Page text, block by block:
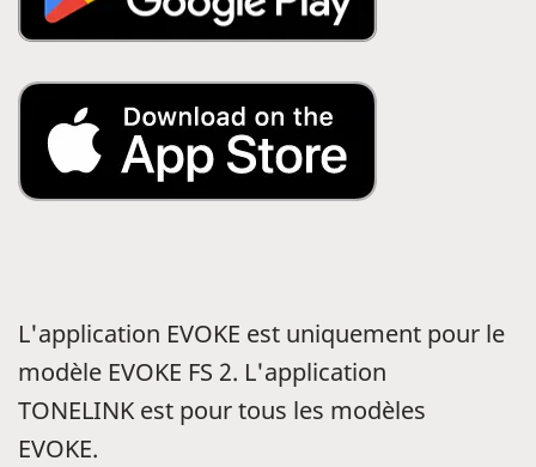
L'application EVOKE est uniquement pour le
modèle EVOKE FS 2. L'application
TONELINK est pour tous les modèles
EVOKE.